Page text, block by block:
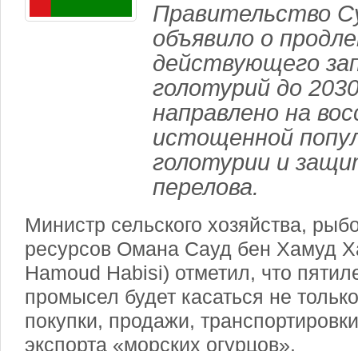
Правительство
объявило о
действующего
голотурий до
направлено на
истощенной
голотурии и
перелова.
Министр сельского хозяйства,
ресурсов Омана Сауд бен Хамуд
Hamoud Habisi) отметил, что
промысел будет касаться не
покупки, продажи,
экспорта «морских огурцов».